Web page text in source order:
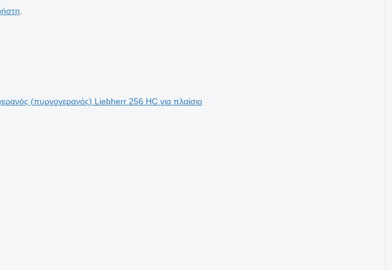
(πυργογερανός) Liebherr 256 HC για πλαίσιο